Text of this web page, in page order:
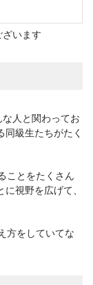
います
人と関わってお
級生たちがたく
ことをたくさん
視野を広げて、
方をしていてな